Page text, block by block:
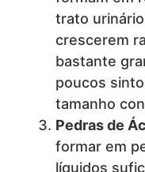
trato
crescerem
bastante
poucos
tamanho
Pedras de
formar em
líquidos